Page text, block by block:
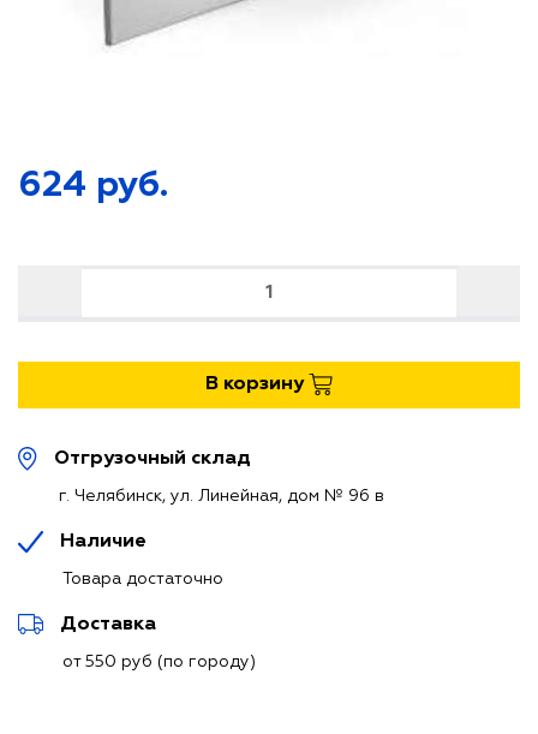
624 руб.
В корзину
Отгрузочный склад
г. Челябинск, ул. Линейная, дом № 96 в
Наличие
Товара достаточно
Доставка
от 550 руб (по городу)
МАТЕРИАЛЫ
МАТЕРИАЛЫ